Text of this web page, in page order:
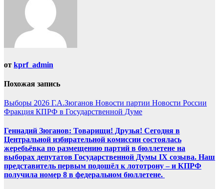
от kprf_admin
Похожая запись
Выборы 2026 Г.А.Зюганов Новости партии Новости России
Фракция КПРФ в Государственной Думе
Геннадий Зюганов: Товарищи! Друзья! Сегодня в
Центральной избирательной комиссии состоялась
жеребьёвка по размещению партий в бюллетене на
выборах депутатов Государственной Думы IX созыва. Наш
представитель первым подошёл к лототрону – и КПРФ
получила номер 8 в федеральном бюллетене.